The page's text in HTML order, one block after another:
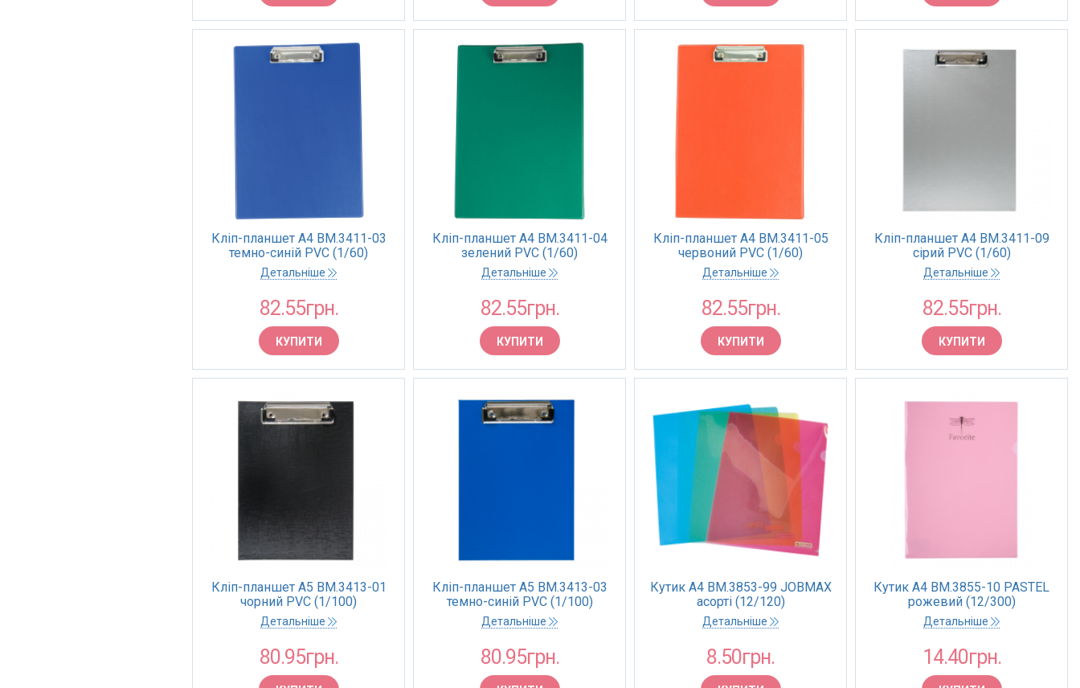
Кліп-планшет А4 BM.3411-03
темно-синій PVC (1/60)
Детальніше
82.55грн.
КУПИТИ
Кліп-планшет А4 BM.3411-04
зелений PVC (1/60)
Детальніше
82.55грн.
КУПИТИ
Кліп-планшет А4 BM.3411-05
червоний PVC (1/60)
Детальніше
82.55грн.
КУПИТИ
Кліп-планшет А4 BM.3411-09
сірий PVC (1/60)
Детальніше
82.55грн.
КУПИТИ
Кліп-планшет А5 BM.3413-01
чорний PVC (1/100)
Детальніше
80.95грн.
Кліп-планшет А5 BM.3413-03
темно-синій PVC (1/100)
Детальніше
80.95грн.
Кутик A4 BM.3853-99 JOBMAX
асорті (12/120)
Детальніше
8.50грн.
Кутик A4 BM.3855-10 PASTEL
рожевий (12/300)
Детальніше
14.40грн.